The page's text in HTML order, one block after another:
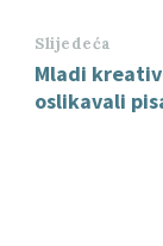
Slijedeća
Mladi
oslikavali